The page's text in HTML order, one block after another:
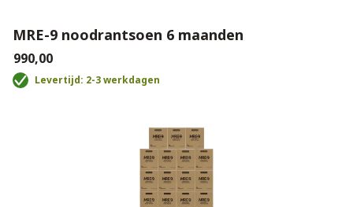
MRE-9 noodrantsoen 6 maanden
€990,00
Levertijd: 2-3 werkdagen